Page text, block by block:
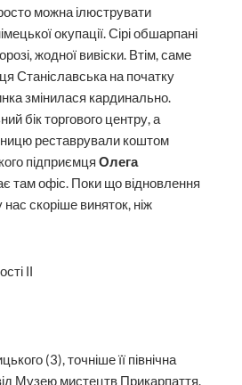
можна ілюструвати
окупації. Сірі обшарпані
жодної вивіски. Втім, саме
Станіславська на початку
змінилася кардинально.
бік торгового центру, а
реставрували коштом
підприємцяОлега
там офіс. Поки що відновлення
скоріше виняток, ніж
(3), точніше її північна
Музею мистецтв Прикарпаття.